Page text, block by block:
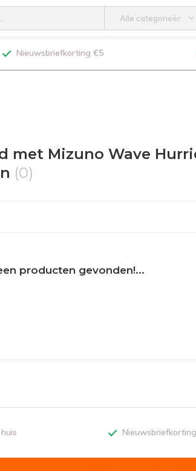
Alle categorieën
Nieuwsbriefkorting €5
met Mizuno Wave
(0)
producten gevonden!...